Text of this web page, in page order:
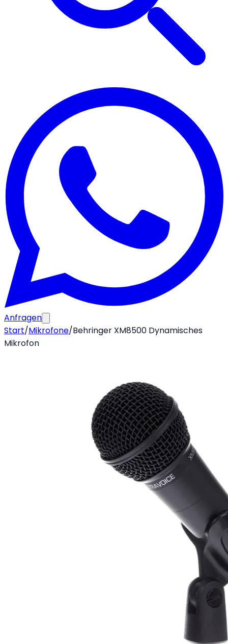
Anfragen
Start/Mikrofone/Behringer XM8500 Dynamisches
Mikrofon